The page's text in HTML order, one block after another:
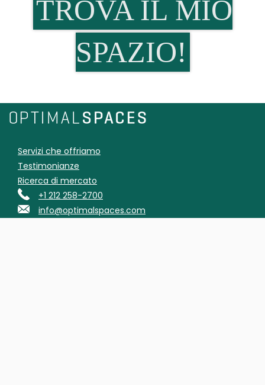
TROVA IL MIO
SPAZIO!
Servizi che offriamo
Testimonianze
Ricerca di mercato
+1 212 258-2700
info@optimalspaces.com